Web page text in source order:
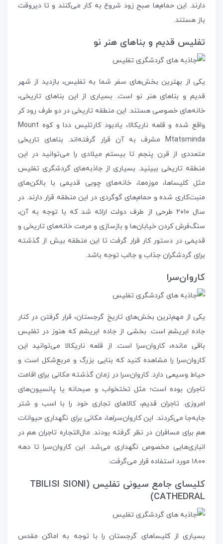
دارند. این حمام‌ها صبح زود شروع به کار می‌کنند و تا دیروقت
باز هستند.
تفلیس قدیم و بناهای هنر نو
یکی از بهترین بخش‌های سفر شما به تفلیس، بازدید از شهر
قدیم و بناهای هنر نو است. بسیاری از این بناهای تاریخی،
خانه‌های خصوصی هستند. این منطقه‌ تاریخی در دو طرف رود کر
واقع شده و قلعه‌ ناریکالا، یادبود کارتلیس ددا و کوه Mount
Mtatsminda مشرف به آن قرار گرفته‌اند. بناهای تاریخی
متعددی از قرن پنجم تا بیستم میلادی را می‌توانید در این
منطقه‌ تاریخی ببینید. بسیاری از جاذبه‌های گردشگری تفلیس
مثل کلیساها، موزه‌ها، خانه‌های چوبی قدیمی با بالکن‌های
منبت‌کاری شده و حمام‌های گوگردی در این منطقه قرار دارند. در
سال ۲۰۱۰ طرحی از طرف دولت ارائه شد که با توجه به آن،
سنگ‌فرش کردن خیابان‌ها و بازسازی و مرمت خانه‌های تاریخی و
قدیمی در دستور کار قرار گرفت تا این منطقه بیش از گذشته
برای گردشگران جذاب و جالب توجه باشد.
کاروان‌سرا
یکی از مهم‌ترین بخش‌های تاریخ گرجستان، قرار گرفتن در کنار
جاده‌ ابریشم است. بخشی از جاده‌ ابریشم که هنوز در تفلیس
باقی مانده، کاروان‌سرا است. از قلعه‌ ناریکالا می‌توانید این
کاروان‌سرا را مشاهده کنید که بنایی بزرگ و مربع‌شکل است و
حیاط وسیعی دارد. کاروان‌سرا در زمان گذشته مکانی برای اقامت
تاجران بوده است؛ مثل تختخواب و صبحانه یا پانسیون‌های
امروزی. تاجران قدیم، کالاهای تجاری خود را با اسب و شتر
جابه‌جا می‌کردند. این کاروان‌سراها، مکانی برای نگهداری حیوانات
هم برای مسافران در نظر گرفته بودند. مال‌التجاره‌ تاجران هم در
انباری‌هایی مخصوص نگهداری می‌شد. این کاروان‌سرا تا دهه‌
۱۸۰۰ مورد استفاده قرار می‌گرفت.
کلیسای جامع سیونی تفلیس (TBILISI SIONI
CATHEDRAL)
بسیاری از کلیساهای گرجستان را با توجه به اماکن مقدس